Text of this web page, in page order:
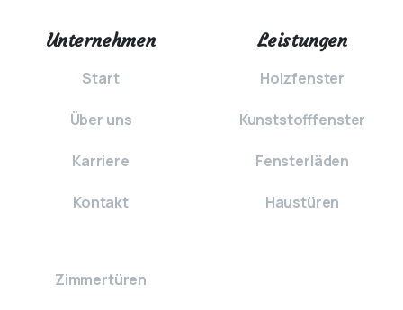
Unternehmen
Start
Über uns
Karriere
Kontakt
Leistungen
Holzfenster
Kunststofffenster
Fensterläden
Haustüren
Zimmertüren